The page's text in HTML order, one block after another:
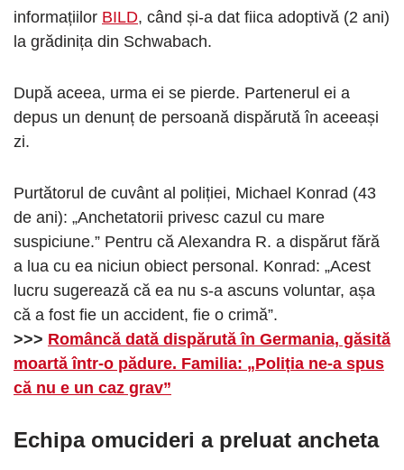
informațiilor BILD, când și-a dat fiica adoptivă (2 ani)
la grădinița din Schwabach.
După aceea, urma ei se pierde. Partenerul ei a
depus un denunț de persoană dispărută în aceeași
zi.
Purtătorul de cuvânt al poliției, Michael Konrad (43
de ani): „Anchetatorii privesc cazul cu mare
suspiciune.” Pentru că Alexandra R. a dispărut fără
a lua cu ea niciun obiect personal. Konrad: „Acest
lucru sugerează că ea nu s-a ascuns voluntar, așa
că a fost fie un accident, fie o crimă”.
>>> Româncă dată dispărută în Germania, găsită
moartă într-o pădure. Familia: „Poliția ne-a spus
că nu e un caz grav”
Echipa omucideri a preluat ancheta